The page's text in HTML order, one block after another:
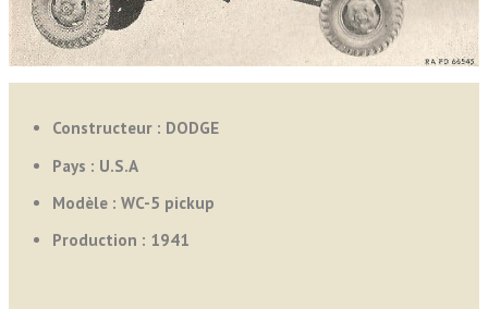
Constructeur : DODGE
Pays : U.S.A
Modèle : WC-5 pickup
Production : 1941